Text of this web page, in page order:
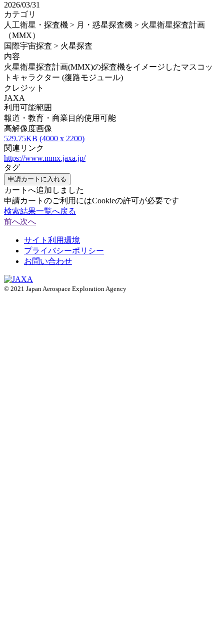
2026/03/31
カテゴリ
人工衛星・探査機 > 月・惑星探査機 > 火星衛星探査計画
（MMX）
国際宇宙探査 > 火星探査
内容
火星衛星探査計画(MMX)の探査機をイメージしたマスコッ
トキャラクター (復路モジュール)
クレジット
JAXA
利用可能範囲
報道・教育・商業目的使用可能
高解像度画像
529.75KB (4000 x 2200)
関連リンク
https://www.mmx.jaxa.jp/
タグ
申請カートに入れる
カートへ追加しました
申請カートのご利用にはCookieの許可が必要です
検索結果一覧へ戻る
前へ次へ
サイト利用環境
プライバシーポリシー
お問い合わせ
© 2021 Japan Aerospace Exploration Agency